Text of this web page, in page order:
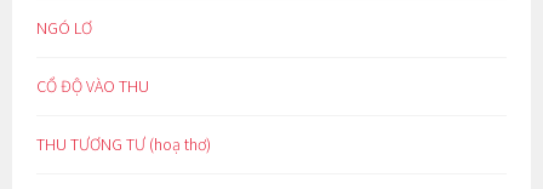
NGÓ LƠ
CỔ ĐỘ VÀO THU
THU TƯƠNG TƯ (hoạ thơ)